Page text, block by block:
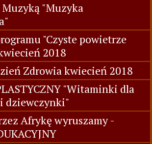
"Muzyka
"Czyste powietrze
2018
Zdrowia kwiecień 2018
"Witaminki dla
dziewczynki"
Afrykę wyruszamy -